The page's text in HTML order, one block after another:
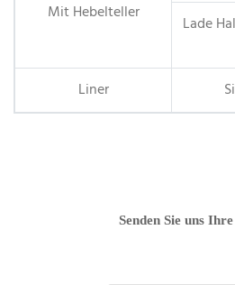
Mit Hebelteller
Lade
Liner
Senden Sie uns